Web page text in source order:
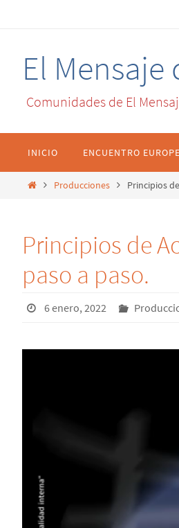
El Mensaje
Comunidades de El
INICIO ENCUENTRO
Producciones Principios
Principios de
paso a paso.
6 enero, 2022